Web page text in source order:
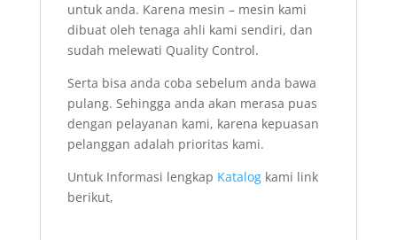
untuk anda. Karena mesin – mesin kami
dibuat oleh tenaga ahli kami sendiri, dan
sudah melewati Quality Control.
Serta bisa anda coba sebelum anda bawa
pulang. Sehingga anda akan merasa puas
dengan pelayanan kami, karena kepuasan
pelanggan adalah prioritas kami.
Untuk Informasi lengkap Katalogkami link
berikut,